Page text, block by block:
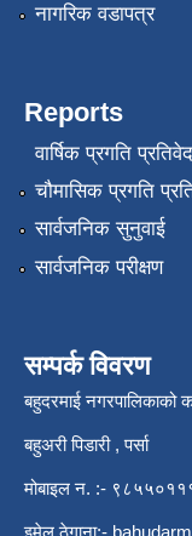
नागरिक वडापत्र
Reports
वार्षिक प्रगति
चौमासिक प्रगति
सार्वजनिक सुनुवाई
सार्वजनिक परीक्षण
सम्पर्क विवरण
बहुदरमाई नगरपालिकाको
बहुअरी पिडारी , पर्सा
मोबाइल न. :-
इमेल ठेगाना:-